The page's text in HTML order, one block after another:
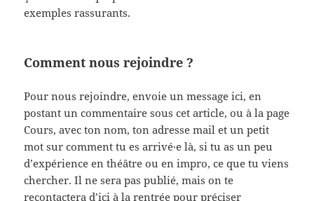
exemples rassurants.
Comment nous rejoindre ?
Pour nous rejoindre, envoie un message ici, en
postant un commentaire sous cet article, ou à la page
Cours, avec ton nom, ton adresse mail et un petit
mot sur comment tu es arrivé·e là, si tu as un peu
d’expérience en théâtre ou en impro, ce que tu viens
chercher. Il ne sera pas publié, mais on te
recontactera d’ici à la rentrée pour préciser